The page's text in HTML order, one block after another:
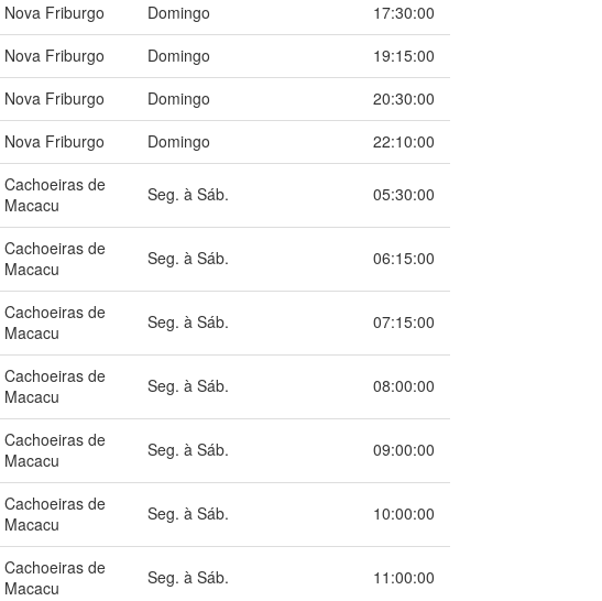
Nova Friburgo
Domingo
17:30:00
Nova Friburgo
Domingo
19:15:00
Nova Friburgo
Domingo
20:30:00
Nova Friburgo
Domingo
22:10:00
Cachoeiras de
Macacu
Seg. à Sáb. 05:30:00
Cachoeiras de
Macacu
Seg. à Sáb. 06:15:00
Cachoeiras de
Macacu
Seg. à Sáb. 07:15:00
Cachoeiras de
Macacu
Seg. à Sáb. 08:00:00
Cachoeiras de
Macacu
Seg. à Sáb. 09:00:00
Cachoeiras de
Macacu
Seg. à Sáb. 10:00:00
Cachoeiras de
Macacu
Seg. à Sáb. 11:00:00